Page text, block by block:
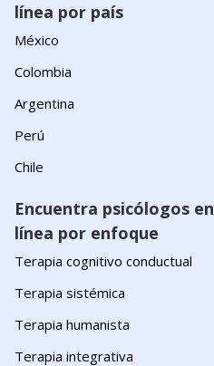
línea por país
México
Colombia
Argentina
Perú
Chile
Encuentra psicólogos en
línea por enfoque
Terapia cognitivo conductual
Terapia sistémica
Terapia humanista
Terapia integrativa